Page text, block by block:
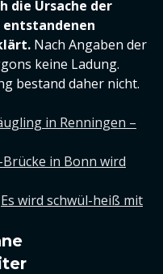
die Ursache der
entstandenen
Nach Angaben der
keine Ladung.
bestand daher nicht.
in Renningen –
in Bonn wird
Es wird schwül-heiß mit